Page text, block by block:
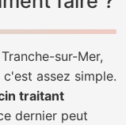
sur-Mer,
assez simple.
traitant
dernier peut